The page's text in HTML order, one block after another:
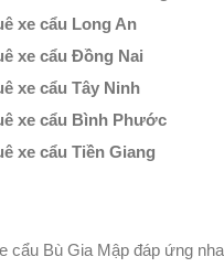
xe cẩu Long An
xe cẩu Đồng Nai
xe cẩu Tây Ninh
xe cẩu Bình Phước
xe cẩu Tiền Giang